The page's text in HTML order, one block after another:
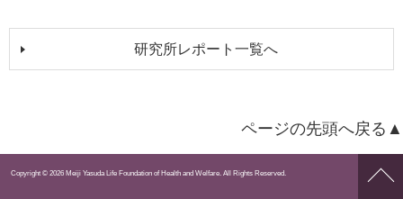
研究所レポート一覧へ
ページの先頭へ戻る▲
ペー
Copyright © 2026 Meiji Yasuda Life Foundation of Health and Welfare. All Rights Reserved.